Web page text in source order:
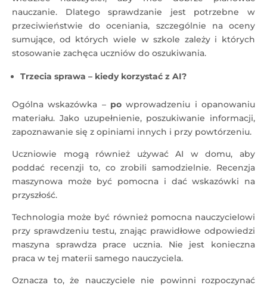
nauczanie. Dlatego sprawdzanie jest potrzebne w
przeciwieństwie do oceniania, szczególnie na oceny
sumujące, od których wiele w szkole zależy i których
stosowanie zachęca uczniów do oszukiwania.
Trzecia sprawa – kiedy korzystać z AI?
Ogólna wskazówka – po wprowadzeniu i opanowaniu
materiału. Jako uzupełnienie, poszukiwanie informacji,
zapoznawanie się z opiniami innych i przy powtórzeniu.
Uczniowie mogą również używać AI w domu, aby
poddać recenzji to, co zrobili samodzielnie. Recenzja
maszynowa może być pomocna i dać wskazówki na
przyszłość.
Technologia może być również pomocna nauczycielowi
przy sprawdzeniu testu, znając prawidłowe odpowiedzi
maszyna sprawdza prace ucznia. Nie jest konieczna
praca w tej materii samego nauczyciela.
Oznacza to, że nauczyciele nie powinni rozpoczynać